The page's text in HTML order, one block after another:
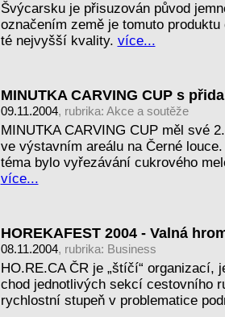
Švýcarsku je přisuzován původ
označením země je tomuto
té nejvyšší kvality. více...
MINUTKA CARVING CUP s
09.11.2004, rubrika: Akce a soutěže
MINUTKA CARVING CUP měl své
ve výstavním areálu na Černé
téma bylo vyřezávání cukrového
více...
HOREKAFEST 2004 - Valná
08.11.2004, rubrika: Business
HO.RE.CA ČR je „štíčí“ organizací,
chod jednotlivých sekcí cestovního
rychlostní stupeň v problematice